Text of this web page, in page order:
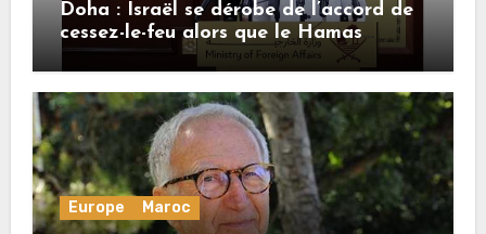
Doha : Israël se dérobe de l’accord de
cessez-le-feu alors que le Hamas
honore ses engagements
Europe Maroc